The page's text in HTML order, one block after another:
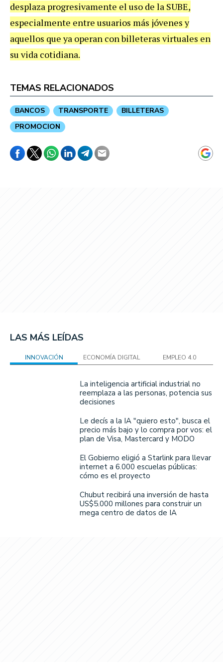
desplaza progresivamente el uso de la SUBE,
especialmente entre usuarios más jóvenes y
aquellos que ya operan con billeteras virtuales en
su vida cotidiana.
TEMAS RELACIONADOS
BANCOS TRANSPORTE
BILLETERAS
PROMOCION
LAS MÁS LEÍDAS
INNOVACIÓN ECONOMÍA DIGITAL EMPLEO 4.0
La inteligencia artificial industrial no
reemplaza a las personas, potencia sus
decisiones
Le decís a la IA "quiero esto", busca el
precio más bajo y lo compra por vos: el
plan de Visa, Mastercard y MODO
El Gobierno eligió a Starlink para llevar
internet a 6.000 escuelas públicas:
cómo es el proyecto
Chubut recibirá una inversión de hasta
US$5.000 millones para construir un
mega centro de datos de IA